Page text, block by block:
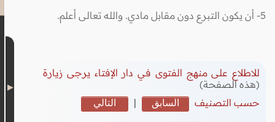
5- أن يكون التبرع دون مقابل مادي. والله تعالى أعلم.
للاطلاع على منهج الفتوى في دار الإفتاء يرجى زيارة
(هذه الصفحة)
حسب التصنيف
السابق | التالي